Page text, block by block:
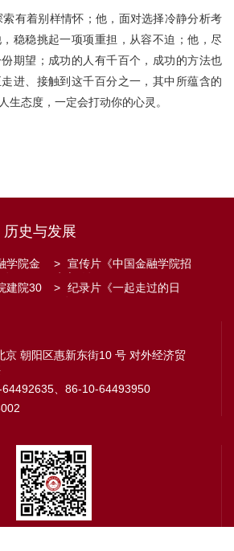
有着别样情怀；他，面对选择冷静分析考
稳稳挑起一项项重担，从容不迫；他，尽
期望；成功的人有千百个，成功的方法也
进、接触到这千百分之一，其中所蕴含的
生态度，一定会打动你的心灵。
史与发展
学院金
> 宣传片《中国金融学院招
建院30
> 纪录片《一起走过的日
京 朝阳区惠新东街10 号 对外经济贸
、86-10-64493950